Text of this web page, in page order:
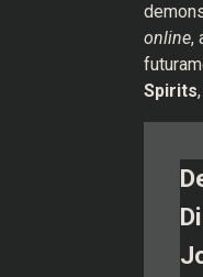
online,
Spirits